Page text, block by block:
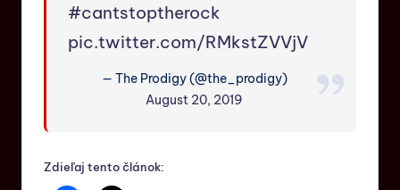
#cantstoptherock
pic.twitter.com/RMkstZVVjV
— The Prodigy (@the_prodigy)
August 20, 2019
Zdieľaj tento článok: